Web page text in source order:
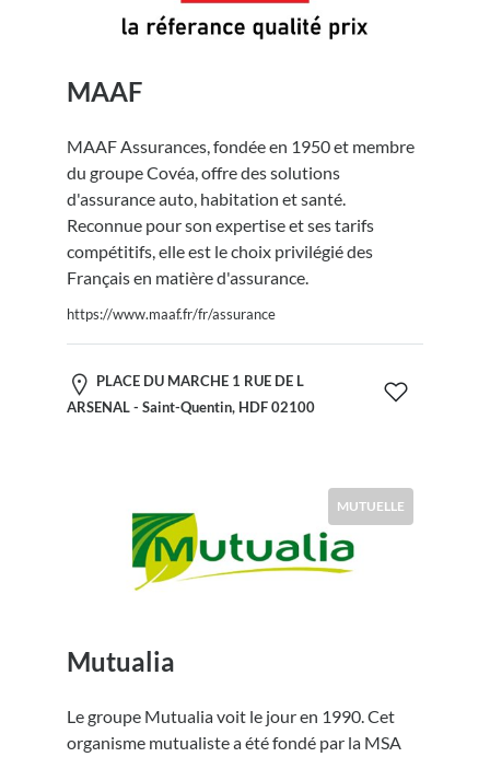
MAAF
MAAF Assurances, fondée en 1950 et membre
du groupe Covéa, offre des solutions
d'assurance auto, habitation et santé.
Reconnue pour son expertise et ses tarifs
compétitifs, elle est le choix privilégié des
Français en matière d'assurance.
https://www.maaf.fr/fr/assurance
PLACE DU MARCHE 1 RUE DE L
ARSENAL - Saint-Quentin, HDF 02100
MUTUELLE
Mutualia
Le groupe Mutualia voit le jour en 1990. Cet
organisme mutualiste a été fondé par la MSA